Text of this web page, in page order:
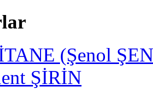
(Şenol
ŞİRİN